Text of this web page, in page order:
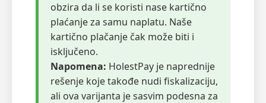
obzira da li se koristi nase kartično
plaćanje za samu naplatu. Naše
kartično plačanje čak može biti i
isključeno.
Napomena: HolestPay je naprednije
rešenje koje takođe nudi fiskalizaciju,
ali ova varijanta je sasvim podesna za